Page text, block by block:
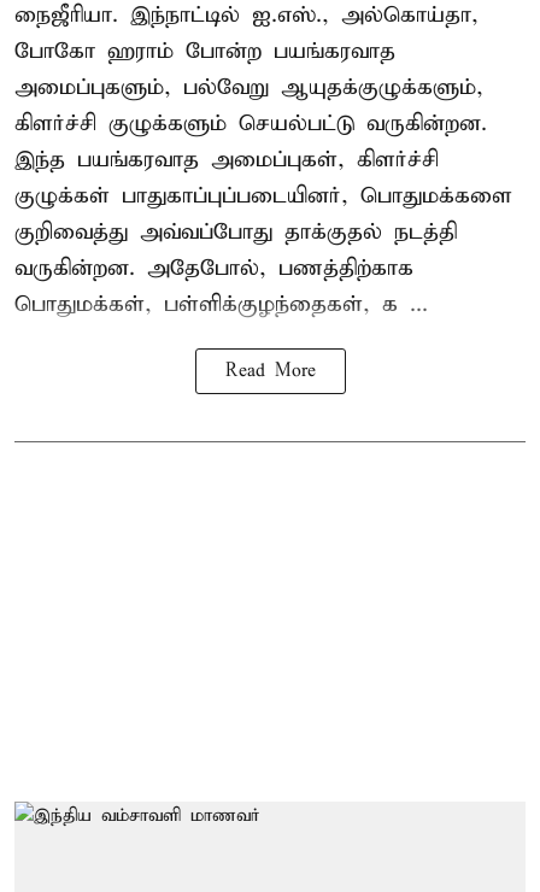
நைஜீரியா. இந்நாட்டில் ஐ.எஸ்., அல்கொய்தா,
போகோ ஹராம் போன்ற பயங்கரவாத
அமைப்புகளும், பல்வேறு ஆயுதக்குழுக்களும்,
கிளர்ச்சி குழுக்களும் செயல்பட்டு வருகின்றன.
இந்த பயங்கரவாத அமைப்புகள், கிளர்ச்சி
குழுக்கள் பாதுகாப்புப்படையினர், பொதுமக்களை
குறிவைத்து அவ்வப்போது தாக்குதல் நடத்தி
வருகின்றன. அதேபோல், பணத்திற்காக
பொதுமக்கள், பள்ளிக்குழந்தைகள், க ...
Read More